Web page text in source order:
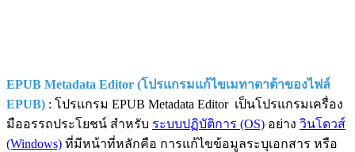
EPUB Metadata Editor (โปรแกรมแก้ไขเมทาดาต้าของไฟล์
EPUB) : โปรแกรม EPUB Metadata Editor เป็นโปรแกรมเครื่อง
มืออรรถประโยชน์ สำหรับ ระบบปฏิบัติการ (OS) อย่าง วินโดวส์
(Windows) ที่มีหน้าที่หลักคือ การแก้ไขข้อมูลระบุเอกสาร หรือ